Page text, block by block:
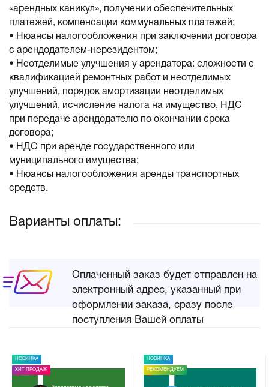
«арендных каникул», получении обеспечительных
платежей, компенсации коммунальных платежей;
• Нюансы налогообложения при заключении договора
с арендодателем-нерезидентом;
• Неотделимые улучшения у арендатора: сложности с
квалификацией ремонтных работ и неотделимых
улучшений, порядок амортизации неотделимых
улучшений, исчисление налога на имущество, НДС
при передаче арендодателю по окончании срока
договора;
• НДС при аренде государственного или
муниципального имущества;
• Нюансы налогообложения аренды транспортных
средств.
Варианты оплаты:
Оплаченный заказ будет отправлен на
электронный адрес, указанный при
оформлении заказа, сразу после
поступления Вашей оплаты
НОВИНКА
ХИТ ПРОДАЖ
НОВИНКА
РЕКОМЕНДУЕМ